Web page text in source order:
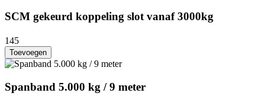
SCM gekeurd koppeling slot vanaf 3000kg
145
Toevoegen
Spanband 5.000 kg / 9 meter